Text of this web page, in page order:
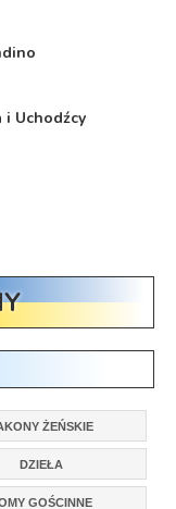
i Uchodźcy
ŻEŃSKIE
DZIEŁA
GOŚCINNE